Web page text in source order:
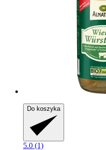
Do koszyka
5.0 (1)